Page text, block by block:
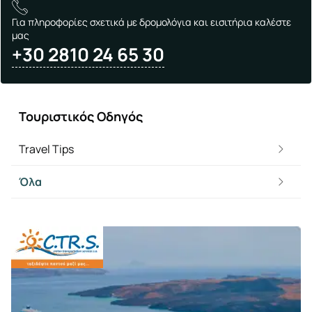
Τουριστικός Οδηγός
Travel Tips
Όλα
Για πληροφορίες σχετικά με δρομολόγια και εισιτήρια καλέστε
μας
+30 2810 24 65 30